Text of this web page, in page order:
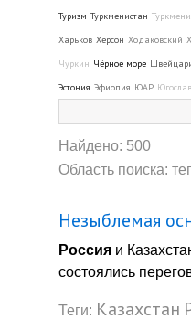
Туризм Туркменистан
Харьков Херсон Ходаковский
Чуркин Чёрное море
Эстония Эфиопия ЮАР
Найдено: 500
Область поиска:
Незыблемая
Россия и
состоялись
Теги: Казахстан